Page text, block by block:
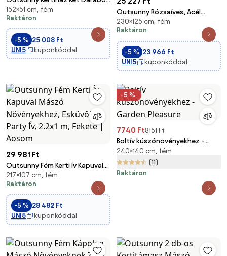
Fém Mászó Növény Támogatók
- 51 x 152 cm Fekete | Aosom
152×51 cm, fém
Raktáron
-5 % 25 008 Ft
UNI5
kuponkóddal
Outsunny Rózsaíves, Acél
Kertíves Mászó Növényekhez,
125 x 37 x 230 cm Kert
Dekoráció, Fekete | Aosom
230×125 cm, fém
Raktáron
-5 % 23 966 Ft
UNI5
kuponkóddal
29 981 Ft
Outsunny Fém Kerti Ív Kapuval
Mászó Növényekhez, Esküvői és
Party Ív, 2.2x1 m, Fekete | Aosom
217×107 cm, fém
Raktáron
-5 % 28 482 Ft
UNI5
kuponkóddal
-5 %
7740 Ft8151 Ft
Boltív kúszónövényekhez -
Garden Pleasure
240×140 cm, fém
(11)
Raktáron